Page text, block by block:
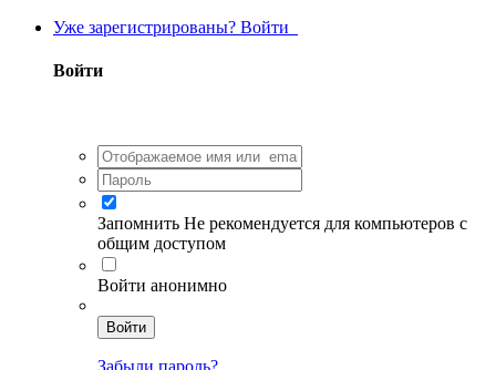
Уже зарегистрированы? Войти
Войти
Запомнить Не рекомендуется для компьютеров с
общим доступом
Войти анонимно
Войти
Забыли пароль?